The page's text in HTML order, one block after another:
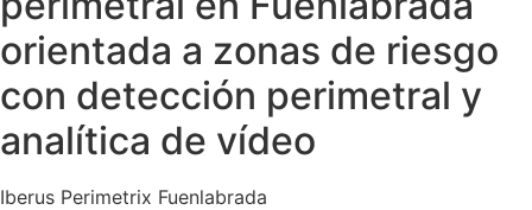
orientada a zonas de riesgo
con detección perimetral y
analítica de vídeo
Iberus Perimetrix Fuenlabrada